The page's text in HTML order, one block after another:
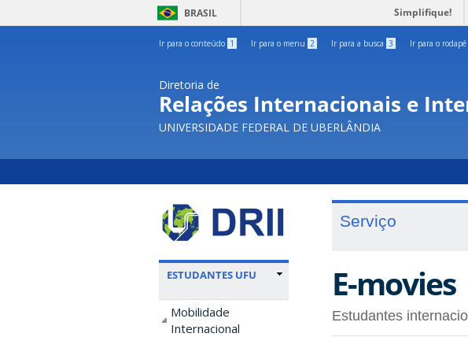
BRASIL Simplifique!
Ir para o conteúdo 1 Ir para o menu 2 Ir para a busca 3 Ir para o rodapé
Diretoria de
Relações Internacionais e
UNIVERSIDADE FEDERAL DE UBERLÂNDIA
ESTUDANTES UFU
Mobilidade
Internacional
Serviço
E-movies
Estudantes